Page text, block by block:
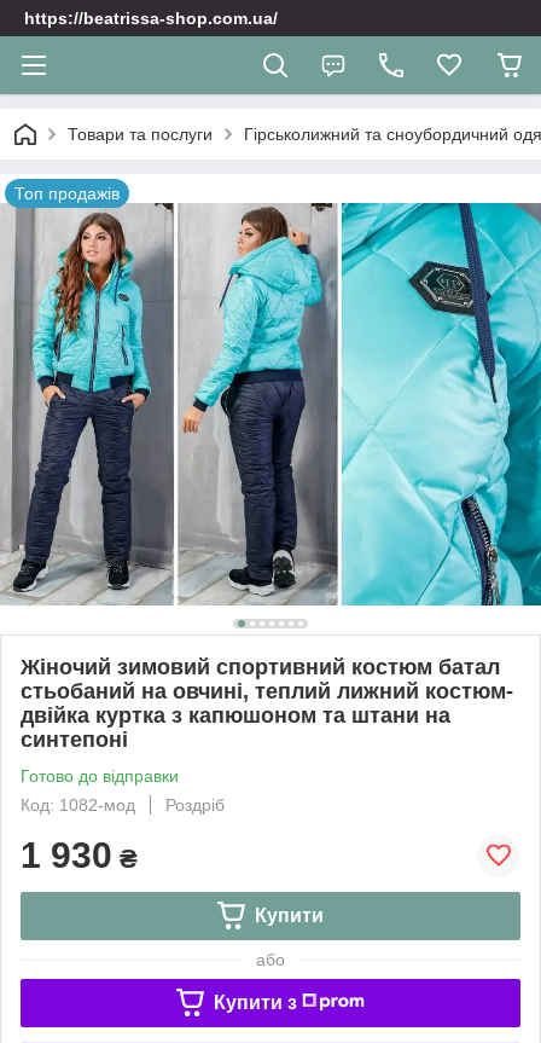
https://beatrissa-shop.com.ua/
Товари та послуги Гірськолижний та сноубордичний
Топ продажів
Жіночий зимовий спортивний костюм батал
стьобаний на овчині, теплий лижний костюм-
двійка куртка з капюшоном та штани на
синтепоні
Готово до відправки
Код: 1082-мод
Роздріб
1 930 ₴
Купити
або
Купити з